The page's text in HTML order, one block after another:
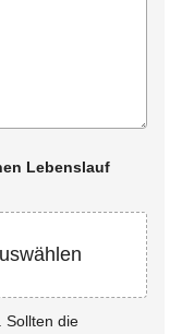
Lebenslauf
Sollten die